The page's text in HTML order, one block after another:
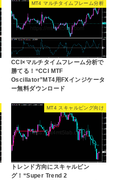
MT4 マルチタイムフレーム分析
CCI×マルチタイムフレーム分析で
勝てる！“CCI MTF
Oscillator”MT4用FXインジケータ
ー無料ダウンロード
MT4 スキャルピング向け
トレンド方向にスキャルピン
グ！“Super Trend 2